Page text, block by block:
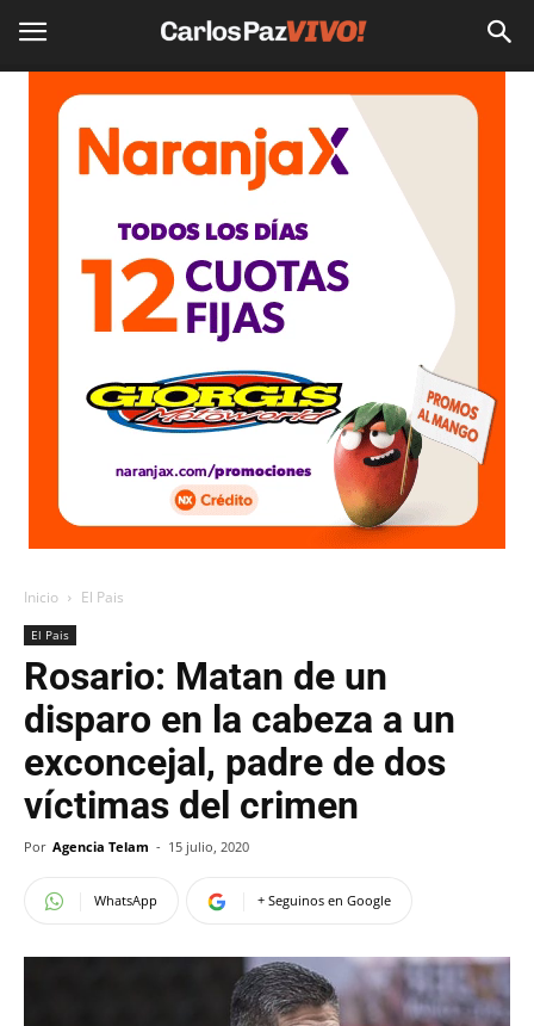
Inicio El Pais
El Pais
Rosario: Matan de un
disparo en la cabeza a un
exconcejal, padre de dos
víctimas del crimen
Por Agencia Telam - 15 julio, 2020
WhatsApp + Seguinos en Google